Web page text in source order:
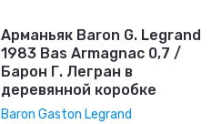
Арманьяк Baron G. Legrand
1983 Bas Armagnac 0,7 /
Барон Г. Легран в
деревянной коробке
Baron Gaston Legrand